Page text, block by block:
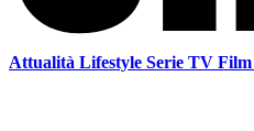
Attualità Lifestyle Serie TV Film